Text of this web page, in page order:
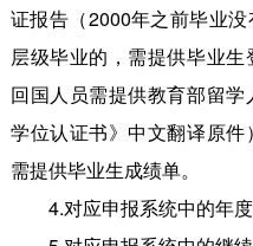
证报告（2000年之前毕业
层级毕业的，需提供毕业
回国人员需提供教育部留
学位认证书》中文翻译原
需提供毕业生成绩单。
4.对应申报系统中的年度